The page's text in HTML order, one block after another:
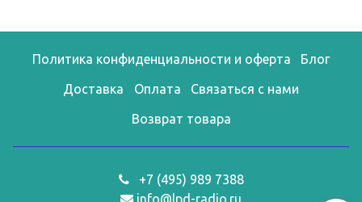
Политика конфиденциальности и оферта Блог
Доставка Оплата Связаться с нами
Возврат товара
+7 (495) 989 7388
info@lpd-radio.ru